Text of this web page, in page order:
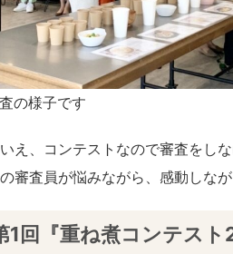
の様子です
え、コンテストなので審査をしな
審査員が悩みながら、感動しな
1回『重ね煮コンテス
け
も
ん
が
で
？
の
挑
気がつけば、我が家の食卓が「
になっていました【重ね煮アカ
徒さんのお声】
Y.Sさん（北海道在住） ご家
の男の息子） 重ね煮アカデミ
何に悩んでいましたか？ 息子
の胃腸の不調 重ね煮アカデミ
んな変化がありましたか？ ・
ギー症状が落ち着きました。
喘息の吸入器をほとんど使わな
た。 ・また、毎年飲んでいた